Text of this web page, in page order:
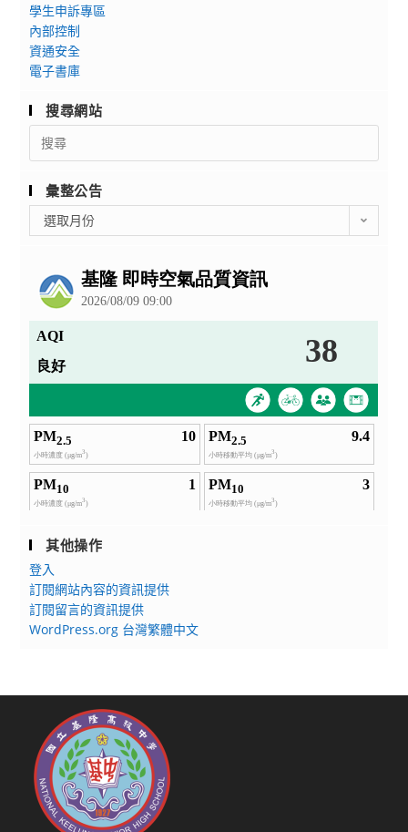
學生申訴專區
內部控制
資通安全
電子書庫
搜尋網站
Search
for:
彙整公告
整
選取月份
其他操作
登入
訂閱網站內容的資訊提供
訂閱留言的資訊提供
WordPress.org 台灣繁體中文